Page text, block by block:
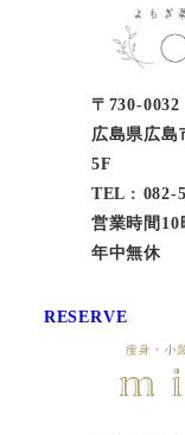
〒730-0032
広島県広
5F
TEL : 082-
営業時間10
年中無休
RESERVE